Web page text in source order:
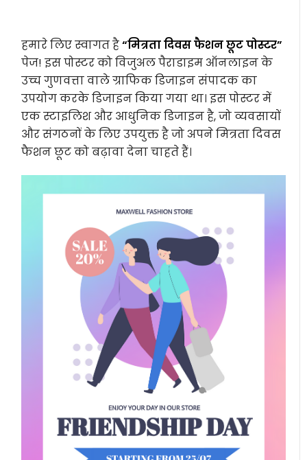
हमारे लिए स्वागत है“मित्रता दिवस फैशन छूट पोस्टर”
पेज! इस पोस्टर को विजुअल पैराडाइम ऑनलाइन के
उच्च गुणवत्ता वाले ग्राफिक डिजाइन संपादक का
उपयोग करके डिजाइन किया गया था। इस पोस्टर में
एक स्टाइलिश और आधुनिक डिजाइन है, जो व्यवसायों
और संगठनों के लिए उपयुक्त है जो अपने मित्रता दिवस
फैशन छूट को बढ़ावा देना चाहते हैं।